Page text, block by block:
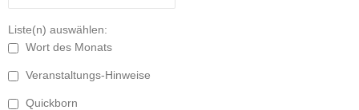
Liste(n) auswählen:
Wort des Monats
Veranstaltungs-Hinweise
Quickborn